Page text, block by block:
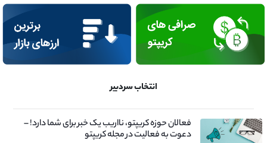
انتخاب سردبیر
فعالان حوزه کریپتو، نااریب یک خبر برای شما دارد! –
دعوت به فعالیت در مجله کریپتو